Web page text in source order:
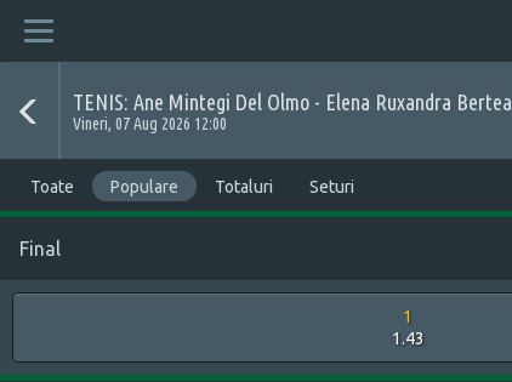
TENIS: Ane Mintegi Del Olmo - Elena Ruxandra Bertea
Vineri, 07 Aug 2026 12:00
Toate Populare Totaluri Seturi
Final
1
1.43